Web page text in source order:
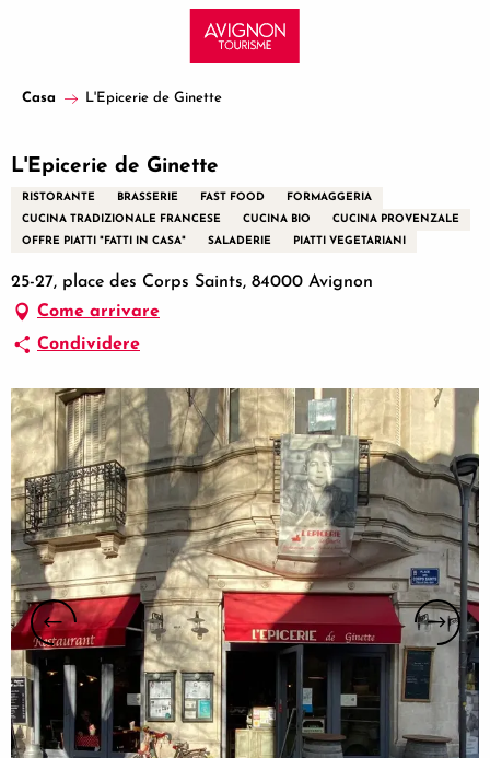
principal
Casa L'Epicerie de Ginette
L'Epicerie de Ginette
RISTORANTE BRASSERIE FAST FOOD
FORMAGGERIA
CUCINA TRADIZIONALE FRANCESE
CUCINA BIO
CUCINA PROVENZALE
OFFRE PIATTI "FATTI IN CASA"
SALADERIE PIATTI VEGETARIANI
25-27, place des Corps Saints, 84000 Avignon
Come arrivare
Condividere